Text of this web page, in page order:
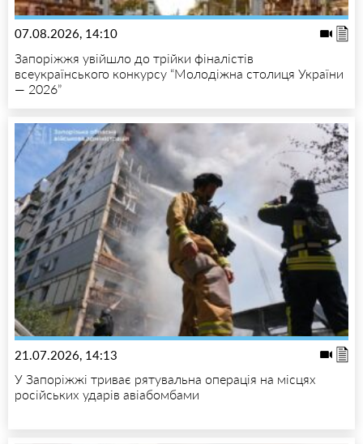
07.08.2026, 14:10
Запоріжжя увійшло до трійки фіналістів
всеукраїнського конкурсу “Молодіжна столиця України
— 2026”
21.07.2026, 14:13
У Запоріжжі триває рятувальна операція на місцях
російських ударів авіабомбами